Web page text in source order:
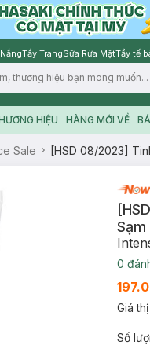
Tẩy TrangSữa Rửa MặtTẩy tế
HIỆU HÀNG MỚI VỀ
Sale [HSD 08/2023]
0
Giá
Số